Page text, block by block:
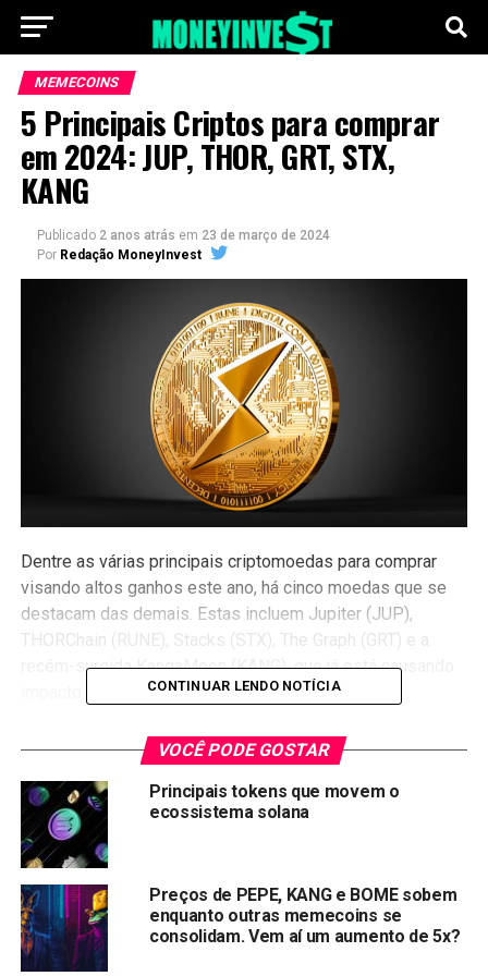
MEMECOINS
5 Principais Criptos para comprar
em 2024: JUP, THOR, GRT, STX,
KANG
Publicado 2 anos atrás em 23 de março de 2024
Por Redação MoneyInvest
Dentre as várias principais criptomoedas para comprar
visando altos ganhos este ano, há cinco moedas que se
destacam das demais. Estas incluem Jupiter (JUP),
THORChain (RUNE), Stacks (STX), The Graph (GRT) e a
recém-surgida KangaMoon (KANG), que já está causando
impacto no espaço das moedas meme.
Top Solana Meme Coins por valor de mercado
[ATUALIZADO]
Cada uma dessas criptomoedas tem sua própria
significância única e contribui significativamente para o
avanço da tecnologia blockchain. A partir do desempenho
excepcional na pré-venda, este artigo irá explorar esses
ativos de criptomoeda, suas características únicas e seu
potencial para um ROI (retorno sobre investimento)
CONTINUAR LENDO NOTÍCIA
VOCÊ PODE GOSTAR
Principais tokens que movem o
ecossistema solana
Preços de PEPE, KANG e BOME sobem
enquanto outras memecoins se
consolidam. Vem aí um aumento de 5x?